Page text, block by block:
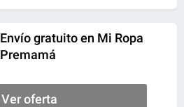
Envío gratuito en Mi Ropa
Premamá
Ver oferta